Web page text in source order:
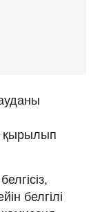
қырылып
белгілі